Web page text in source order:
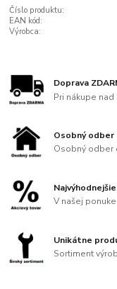
Číslo produktu:
EAN kód:
Výrobca:
Doprava
Pri nákupe
Osobný odber
Osobný odber
V našej
Unikátne
Sortiment